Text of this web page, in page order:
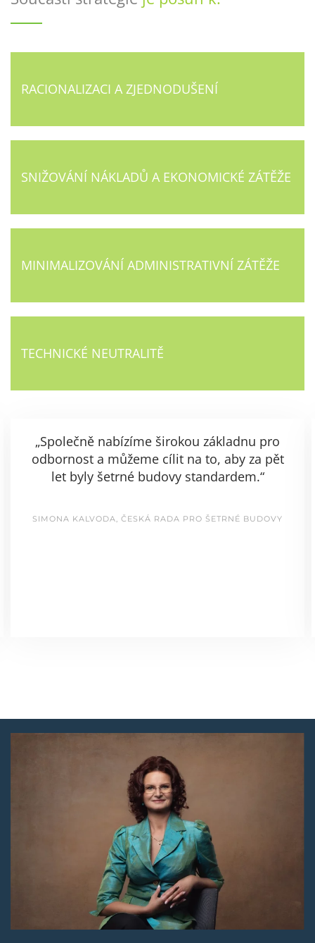
RACIONALIZACI A ZJEDNODUŠENÍ
SNIŽOVÁNÍ NÁKLADŮ A EKONOMICKÉ ZÁTĚŽE
MINIMALIZOVÁNÍ ADMINISTRATIVNÍ ZÁTĚŽE
TECHNICKÉ NEUTRALITĚ
„Společně nabízíme širokou základnu pro
odbornost a můžeme cílit na to, aby za pět
let byly šetrné budovy standardem.“
SIMONA KALVODA, ČESKÁ RADA PRO ŠETRNÉ BUDOVY